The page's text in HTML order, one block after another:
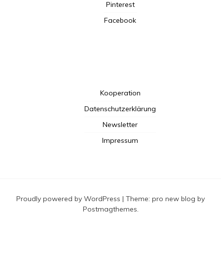
Pinterest
Facebook
Kooperation
Datenschutzerklärung
Newsletter
Impressum
Proudly powered by WordPress | Theme: pro new blog by
Postmagthemes.